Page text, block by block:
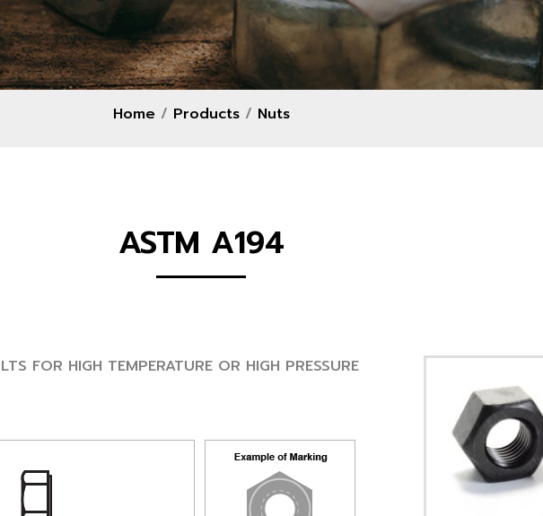
Home / Products/ Nuts
ASTM A194
FOR HIGH TEMPERATURE OR HIGH PRESSURE